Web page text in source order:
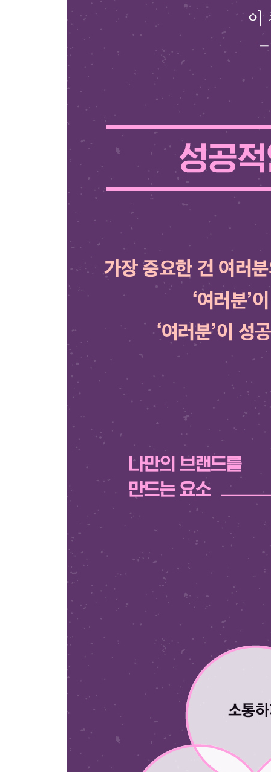
__시간 일람표: 자기 능력 알기
3 멀티태스킹
4 실천 과제
8장 원격 근무에 대비하라
1 원격 근무의 고충
2 공간 마련하기
3 없는 공간 만들기
4 가족과 일하기
5 루틴 만들기
6 문화를 명시적으로 정의하기
7 사무실에 있는 것처럼 네트워킹하기
8 원격 근무: 일시적인 현상일까
9 실천 과제
9장 좋은 팀원이 되어라
1 팀이 주는 기쁨과 시련
2 더 나은 팀원이 되기 위한 체크 리스트
3 대하기 까다로운 팀이나 팀원 대하기
4 포용력 있는 직장을 만드는 데 기여하기
__도와주어라
__존중하고 지지하라
5 실천 과제
__더 읽을거리
10장 팀장이 되어라
1 리더가 되겠다는 결심
2 리더십 vs. 관리
3 리더의 길
4 팀원이 처한 맥락 파악하기
5 긍정적으로 이끌기
6 리더가 하는 실수
7 이끄는 것 이상의 리더십
8 리더가 되기 전에
__무능력 단계까지 승진하지 마라
__리더십을 배워라
__자신의 성공을 측정하라
9 실천 과제
__더 읽을거리
1 문제 해결 vs. 장애 복구
2 문제를 명확히 서술하라
3 지렛대를 알아내라
4 해결책 협상하기
5 실천 과제